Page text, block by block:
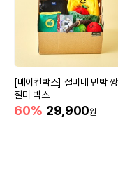
[베이컨박스] 절미네 민박 짱
절미 박스
60% 29,900원